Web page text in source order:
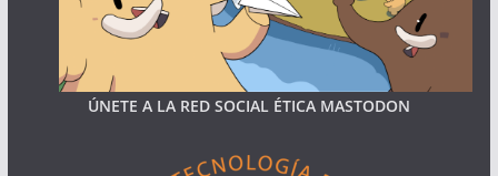
ÚNETE A LA RED SOCIAL ÉTICA MASTODON